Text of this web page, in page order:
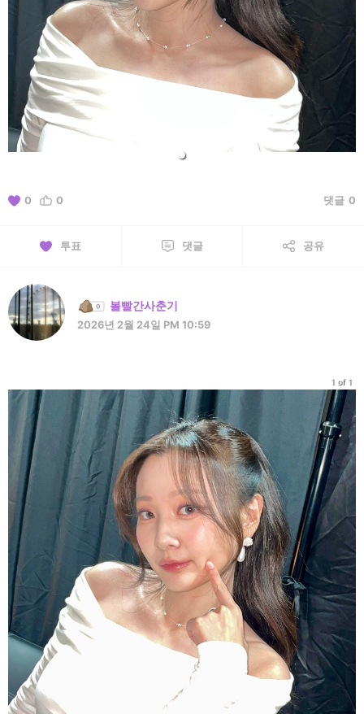
0 0 댓글 0
투표 댓글 공유
볼빨간사춘기
2026년 2월 24일 PM 10:59
1 of 1